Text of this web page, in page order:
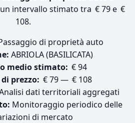
intervallo stimato tra € 79 e €
108.
di proprietà auto
ABRIOLA (BASILICATA)
medio stimato: € 94
prezzo: € 79 — € 108
dati territoriali aggregati
Monitoraggio periodico delle
di mercato